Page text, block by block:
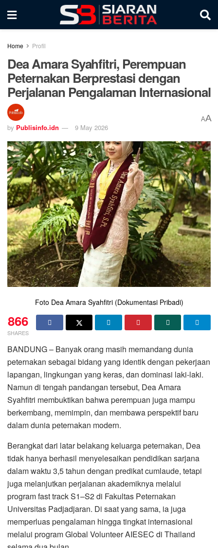
Home Profil
Dea Amara Syahfitri, Perempuan
Peternakan Berprestasi dengan
Perjalanan Pengalaman Internasional
by Publisinfo.idn 9 May 2026
AA
Foto Dea Amara Syahfitri (Dokumentasi Pribadi)
866
SHARES
BANDUNG – Banyak orang masih memandang dunia
peternakan sebagai bidang yang identik dengan pekerjaan
lapangan, lingkungan yang keras, dan dominasi laki-laki.
Namun di tengah pandangan tersebut, Dea Amara
Syahfitri membuktikan bahwa perempuan juga mampu
berkembang, memimpin, dan membawa perspektif baru
dalam dunia peternakan modern.
Berangkat dari latar belakang keluarga peternakan, Dea
tidak hanya berhasil menyelesaikan pendidikan sarjana
dalam waktu 3,5 tahun dengan predikat cumlaude, tetapi
juga melanjutkan perjalanan akademiknya melalui
program fast track S1–S2 di Fakultas Peternakan
Universitas Padjadjaran. Di saat yang sama, ia juga
memperluas pengalaman hingga tingkat internasional
melalui program Global Volunteer AIESEC di Thailand